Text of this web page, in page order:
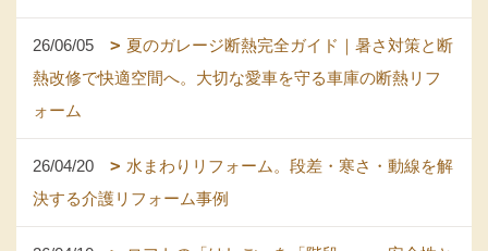
26/06/05
夏のガレージ断熱完全ガイド｜暑さ対策と断
熱改修で快適空間へ。大切な愛車を守る車庫の断熱リフ
ォーム
26/04/20
水まわりリフォーム。段差・寒さ・動線を解
決する介護リフォーム事例